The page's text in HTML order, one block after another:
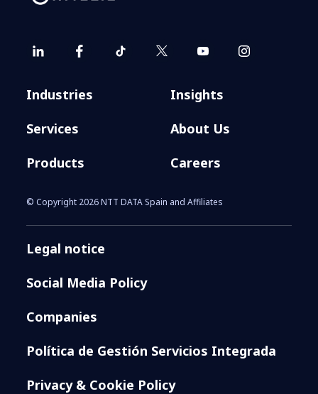
Conoce más sobre NTT
Economic Forum
Industries
Services
Products
Insights
About Us
Careers
© Copyright 2026 NTT DATA Spain and Affiliates
Legal notice
Social Media Policy
Companies
Política de Gestión Servicios Integrada
Privacy & Cookie Policy